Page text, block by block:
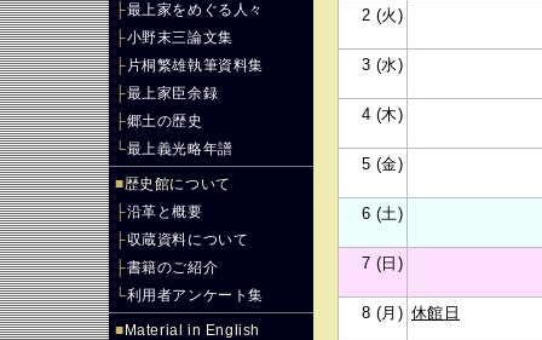
├最上家をめぐる人々
├小野末三論文集
├ 片桐繁雄執筆資料集
├最上家臣余録
├郷土の歴史
└最上義光略年譜
■歴史館について
├沿革と概要
├収蔵資料について
├書籍のご紹介
└利用者アンケート集
■ Material in English
2 (火)
3 (水)
4 (木)
5 (金)
6 (土)
7 (日)
8 (月) 休館日